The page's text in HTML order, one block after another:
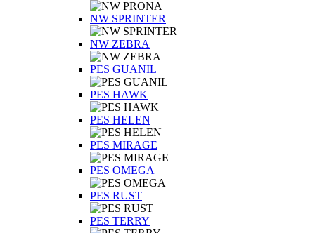
NW SPRINTER
NW ZEBRA
PES GUANIL
PES HAWK
PES HELEN
PES MIRAGE
PES OMEGA
PES RUST
PES TERRY